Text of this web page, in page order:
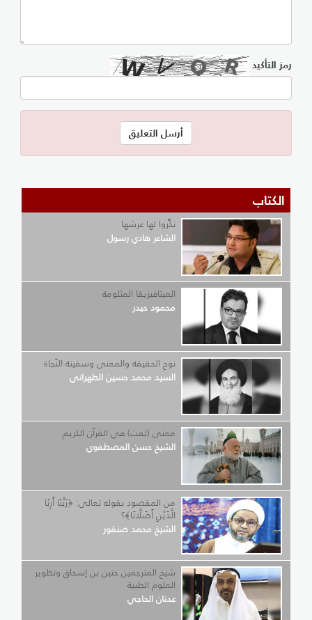
رمز التأكيد
الكتاب
نكِّروا لها عرشها
الشاعر هادي رسول
الميتافيزيقا المثلومة
محمود حيدر
نوح الحقيقة والمعنى وسفينة النّجاة
السيد محمد حسين الطهراني
معنى (لفت) في القرآن الكريم
الشيخ حسن المصطفوي
من المقصود بقوله تعالى: ﴿رَبَّنَا أَرِنَا
الَّذَيْنِ أَضَلَّانَا﴾؟
الشيخ محمد صنقور
شيخ المترجمين حنين بن إسحاق وتطوير
العلوم الطبية
عدنان الحاجي